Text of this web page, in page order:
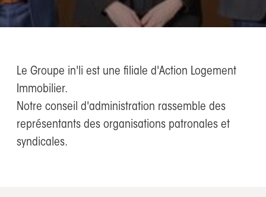
Le Groupe in'li est une filiale d'Action Logement
Immobilier.
Notre conseil d'administration rassemble des
représentants des organisations patronales et
syndicales.